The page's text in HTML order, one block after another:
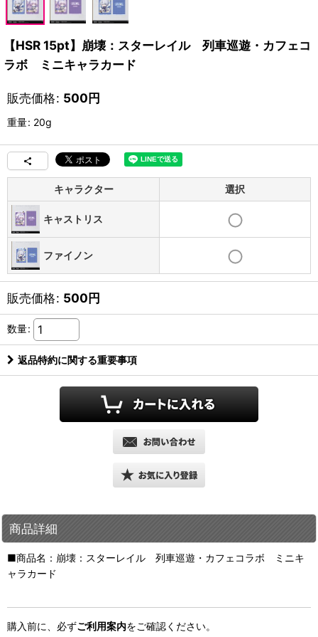
【HSR 15pt】崩壊：スターレイル 列車巡遊・カフェコ
ラボ ミニキャラカード
販売価格: 500円
重量: 20g
キャラクター 選択
キャストリス
ファイノン
販売価格: 500円
数量:
返品特約に関する重要事項
商品詳細
■商品名：崩壊：スターレイル 列車巡遊・カフェコラボ ミニキ
ャラカード
購入前に、必ずご利用案内をご確認ください。